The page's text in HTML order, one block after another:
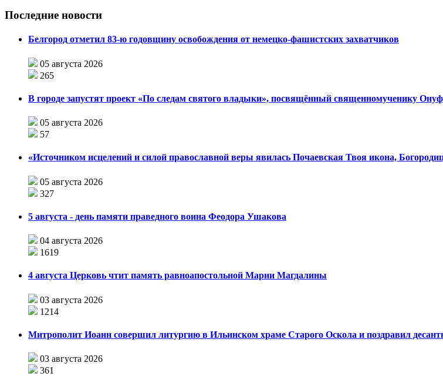
Последние новости
Белгород отметил 83-ю годовщину освобождения от немецко-фашистских захватчиков
05 августа 2026
265
В городе запустят проект «По следам святого владыки», посвящённый священномученику
05 августа 2026
57
«Источником исцелений и силой православной веры явилась Почаевская Твоя икона,
05 августа 2026
327
5 августа - день памяти праведного воина Феодора Ушакова
04 августа 2026
1619
4 августа Церковь чтит память равноапостольной Марии Магдалины
03 августа 2026
1214
Митрополит Иоанн совершил литургию в Ильинском храме Старого Оскола и поздравил
03 августа 2026
361